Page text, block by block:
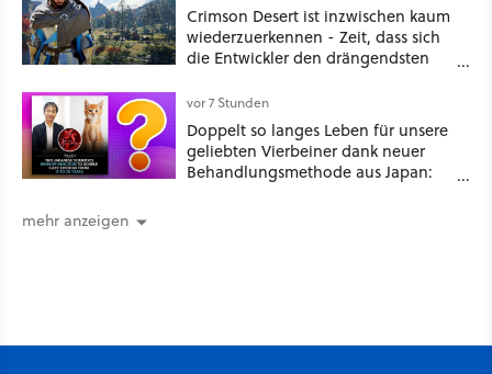
Crimson Desert ist inzwischen kaum
wiederzuerkennen - Zeit, dass sich
die Entwickler den drängendsten
vor 7 Stunden
Doppelt so langes Leben für unsere
geliebten Vierbeiner dank neuer
Behandlungsmethode aus Japan:
mehr anzeigen